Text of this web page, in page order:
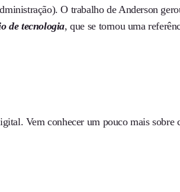
O trabalho de Anderson
de tecnologia, que se tornou uma
Vem conhecer um pouco mais sobre